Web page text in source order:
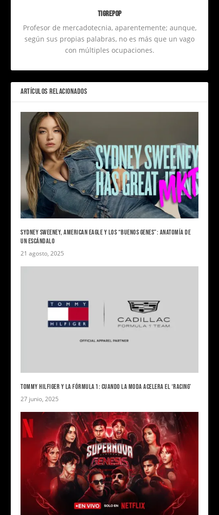
Tigrepop
Profesor de mercadotecnia, aparentemente; aunque,
según sus propias palabras, no es más que un vago
con múltiples ocupaciones.
ARTÍCULOS RELACIONADOS
SYDNEY SWEENEY, AMERICAN EAGLE Y LOS “BUENOS GENES”: ANATOMÍA DE
UN ESCÁNDALO
21 agosto, 2025
TOMMY HILFIGER Y LA FÓRMULA 1: CUANDO LA MODA ACELERA EL ‘RACING’
27 junio, 2025